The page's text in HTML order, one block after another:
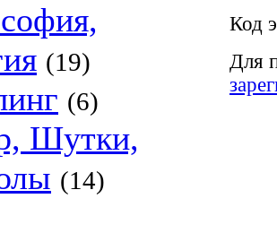
(19)
(6)
Шутки,
(14)
Код
Для